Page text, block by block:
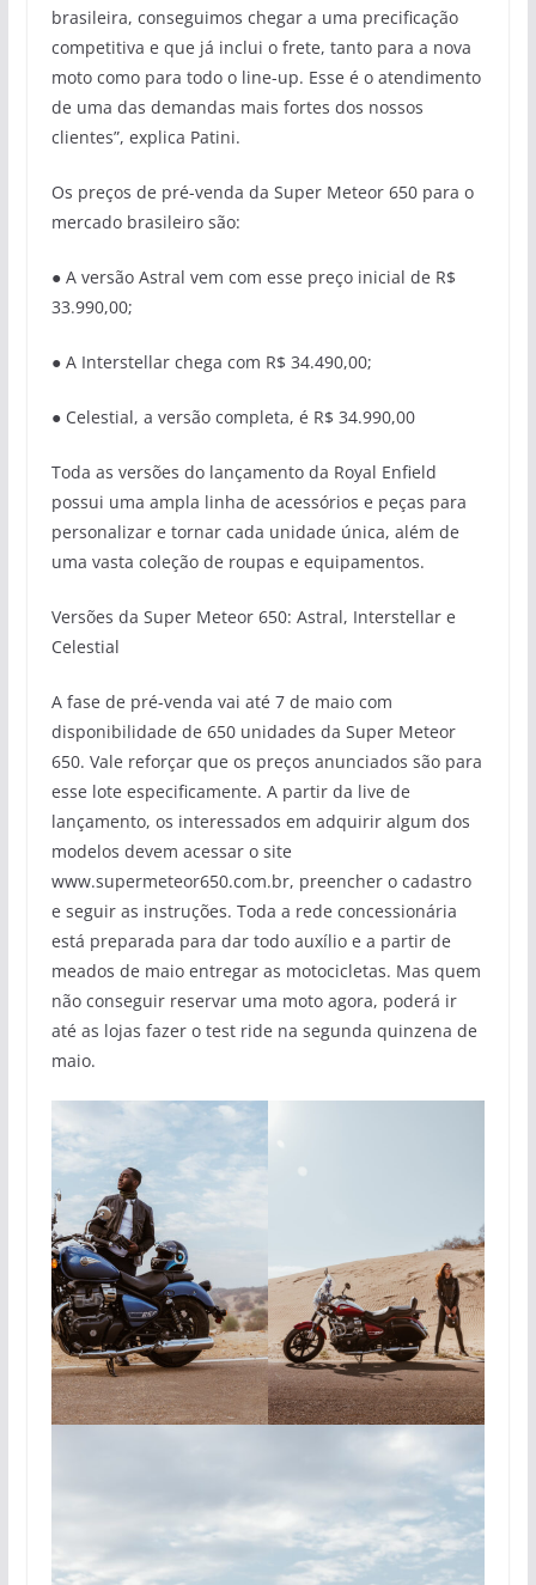
brasileira, conseguimos chegar a uma precificação
competitiva e que já inclui o frete, tanto para a nova
moto como para todo o line-up. Esse é o atendimento
de uma das demandas mais fortes dos nossos
clientes”, explica Patini.
Os preços de pré-venda da Super Meteor 650 para o
mercado brasileiro são:
● A versão Astral vem com esse preço inicial de R$
33.990,00;
● A Interstellar chega com R$ 34.490,00;
● Celestial, a versão completa, é R$ 34.990,00
Toda as versões do lançamento da Royal Enfield
possui uma ampla linha de acessórios e peças para
personalizar e tornar cada unidade única, além de
uma vasta coleção de roupas e equipamentos.
Versões da Super Meteor 650: Astral, Interstellar e
Celestial
A fase de pré-venda vai até 7 de maio com
disponibilidade de 650 unidades da Super Meteor
650. Vale reforçar que os preços anunciados são para
esse lote especificamente. A partir da live de
lançamento, os interessados em adquirir algum dos
modelos devem acessar o site
www.supermeteor650.com.br, preencher o cadastro
e seguir as instruções. Toda a rede concessionária
está preparada para dar todo auxílio e a partir de
meados de maio entregar as motocicletas. Mas quem
não conseguir reservar uma moto agora, poderá ir
até as lojas fazer o test ride na segunda quinzena de
maio.